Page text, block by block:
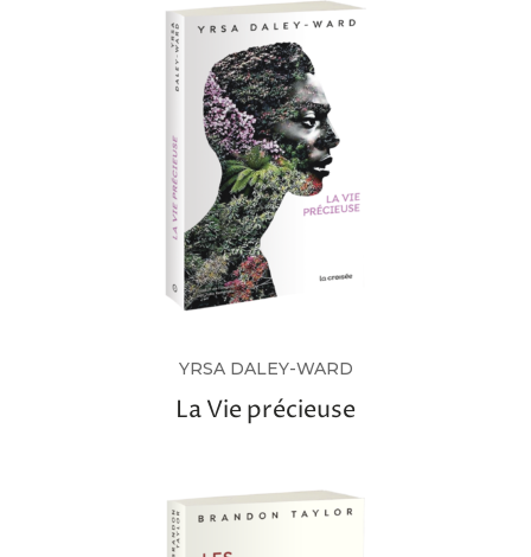
YRSA DALEY-WARD
La Vie précieuse